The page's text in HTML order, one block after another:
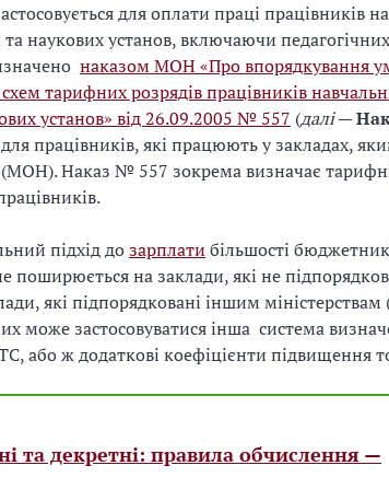
для оплати праці працівників
та наукових установ, включаючи
наказом МОН «Про впорядкування
тарифних розрядів працівників
установ» від 26.09.2005 № 557 (далі—
працівників, які працюють у закладах,
(МОН). Наказ № 557 зокрема визначає
підхід дозарплати більшості
поширюється на заклади, які не
які підпорядковані іншим
може застосовуватися інша система
або ж додаткові коефіцієнти підвищення
та декретні: правила обчислення —